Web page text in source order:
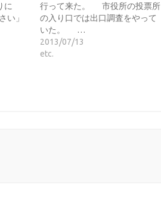
い」
行って来た。 市役所の投票所
の入り口では出口調査をやって
いた。 …
2013/07/13
etc.